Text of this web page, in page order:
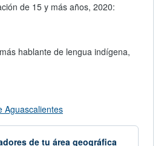
de 15 y más años, 2020:
hablante de lengua indígena,
Aguascalientesabre en nueva ventana
de tu área geográfica